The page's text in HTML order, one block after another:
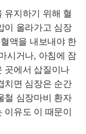
유지하기 위해 혈
이 올라가고 심장
액을 내보내야 한
시거나, 아침에 잠
곳에서 삽질이나
치면 심장은 순간
철 심장마비 환자
유도 이 때문이